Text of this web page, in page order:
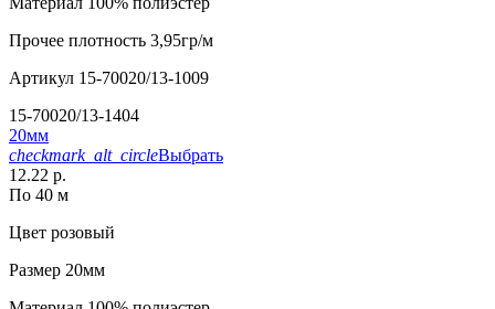
Прочее плотность 3,95гр/м
Артикул 15-70020/13-1009
15-70020/13-1404
20мм
checkmark_alt_circleВыбрать
12.22 р.
По 40 м
Цвет розовый
Размер 20мм